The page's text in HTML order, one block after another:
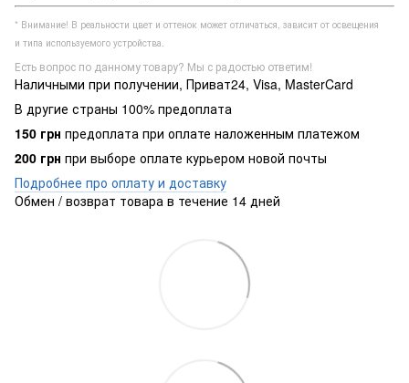
* Внимание! В реальности цвет и оттенок может отличаться, зависит от освещения
и типа используемого устройства.
Есть вопрос по данному товару? Мы с радостью ответим!
Наличными при получении, Приват24, Visa, MasterCard
В другие страны 100% предоплата
150 грн предоплата при оплате наложенным платежом
200 грн при выборе оплате курьером новой почты
Подробнее про оплату и доставку
Обмен / возврат товара в течение 14 дней